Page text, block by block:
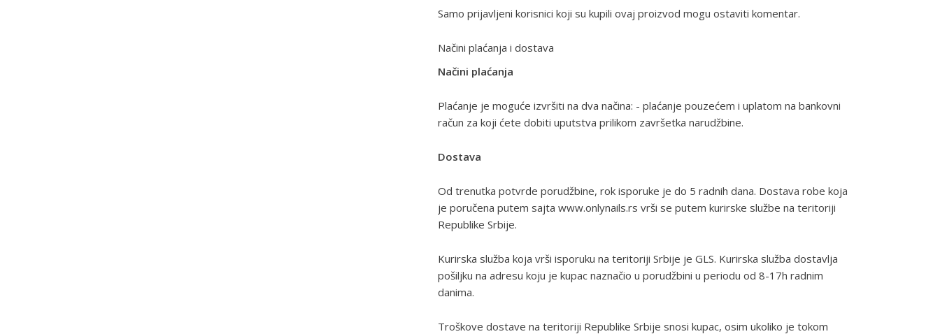
Samo prijavljeni korisnici koji su kupili ovaj proizvod mogu ostaviti komentar.
Načini plaćanja i dostava
Načini plaćanja
Plaćanje je moguće izvršiti na dva načina: - plaćanje pouzećem i uplatom na bankovni
račun za koji ćete dobiti uputstva prilikom završetka narudžbine.
Dostava
Od trenutka potvrde porudžbine, rok isporuke je do 5 radnih dana. Dostava robe koja
je poručena putem sajta www.onlynails.rs vrši se putem kurirske službe na teritoriji
Republike Srbije.
Kurirska služba koja vrši isporuku na teritoriji Srbije je GLS. Kurirska služba dostavlja
pošiljku na adresu koju je kupac naznačio u porudžbini u periodu od 8-17h radnim
danima.
Troškove dostave na teritoriji Republike Srbije snosi kupac, osim ukoliko je tokom